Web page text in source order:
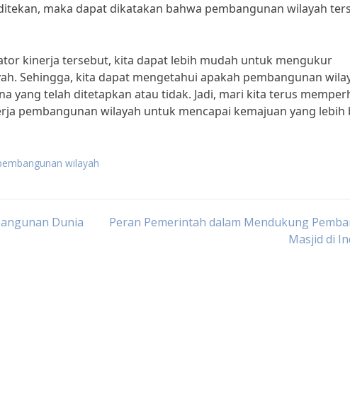
maka dapat dikatakan bahwa pembangunan wilayah
kinerja tersebut, kita dapat lebih mudah untuk mengukur
Sehingga, kita dapat mengetahui apakah pembangunan
yang telah ditetapkan atau tidak. Jadi, mari kita terus
pembangunan wilayah untuk mencapai kemajuan yang lebih
wilayah
Dunia
Peran Pemerintah dalam Mendukung
Masjid di